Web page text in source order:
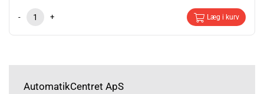
- + Læg i kurv
AutomatikCentret ApS